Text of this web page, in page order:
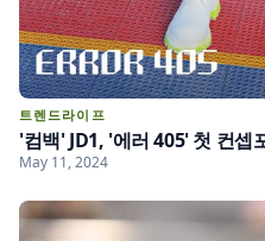
트렌드라이프
'컴백' JD1, '에러 405' 첫 컨
May 11, 2024